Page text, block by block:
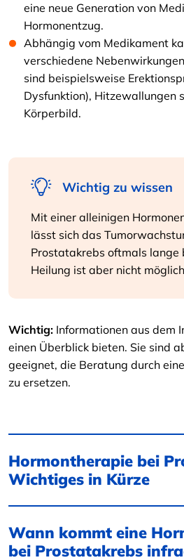
eine neue Generation von
Hormonentzug.
Abhängig vom Medikament
verschiedene
sind beispielsweise
Dysfunktion), Hitzewallungen
Körperbild.
Wichtig zu wissen
Mit einer alleinigen
lässt sich das
Prostatakrebs oftmals lange
Heilung ist aber nicht
Wichtig: Informationen aus dem
einen Überblick bieten. Sie sind
geeignet, die Beratung durch
zu ersetzen.
Hormontherapie bei
Wichtiges in Kürze
Wann kommt eine
bei Prostatakrebs